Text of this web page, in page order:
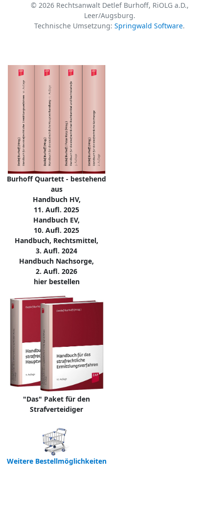
© 2026 Rechtsanwalt Detlef Burhoff, RiOLG a.D.,
Leer/Augsburg.
Technische Umsetzung: Springwald Software.
Burhoff Quartett - bestehend
aus
Handbuch HV,
11. Aufl. 2025
Handbuch EV,
10. Aufl. 2025
Handbuch, Rechtsmittel,
3. Aufl. 2024
Handbuch Nachsorge,
2. Aufl. 2026
hier bestellen
"Das" Paket für den
Strafverteidiger
Weitere Bestellmöglichkeiten